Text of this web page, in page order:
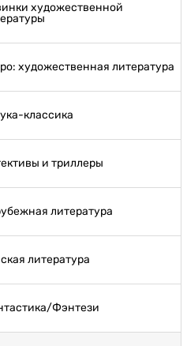
художественной
художественная литература
классика
и триллеры
литература
литература
Фэнтези